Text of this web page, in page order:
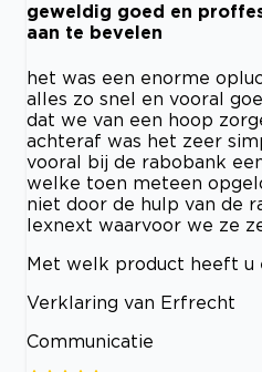
geweldig goed en
aan te bevelen
het was een enorme
alles zo snel en vooral
dat we van een hoop
achteraf was het zeer
vooral bij de rabobank
welke toen meteen
niet door de hulp van de
lexnext waarvoor we ze
Met welk product heeft u
Verklaring van Erfrecht
Communicatie